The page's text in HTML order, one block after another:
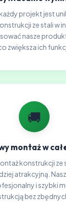
projekt jest
ze stali w
nasze
zwiększa ich
🚚
montaż w
konstrukcji ze
atrakcyjną.
i szybki
bez